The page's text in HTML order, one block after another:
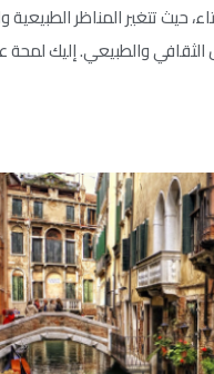
تتغير المناظر الطبيعية
الثقافي والطبيعي. إليك